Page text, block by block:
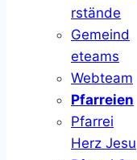
rstände
Gemeind
eteams
Webteam
Pfarreien
Pfarrei
Herz Jesu